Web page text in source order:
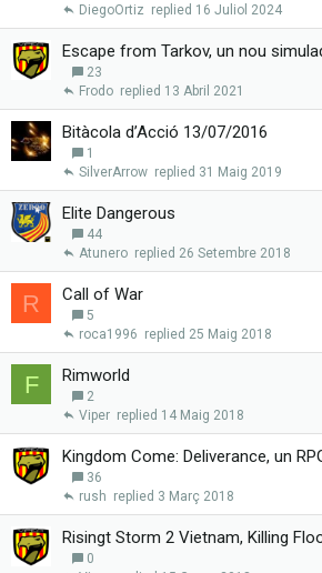
16 Juliol 2024
DiegoOrtiz
Escape from Tarkov, un nou
23
13 Abril 2021
Frodo
Bitàcola d’Acció 13/07/2016
1
31 Maig 2019
SilverArrow
Elite Dangerous
44
26 Setembre 2018
Atunero
R Call of War
5
25 Maig 2018
roca1996
F Rimworld
2
14 Maig 2018
Viper
Kingdom Come: Deliverance, un
36
3 Març 2018
rush
Risingt Storm 2 Vietnam, Killing
0